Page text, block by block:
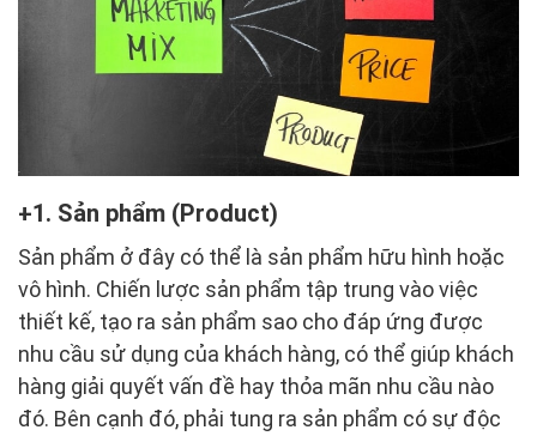
1. Sản phẩm (Product)
Sản phẩm ở đây có thể là sản phẩm hữu hình hoặc
vô hình. Chiến lược sản phẩm tập trung vào việc
thiết kế, tạo ra sản phẩm sao cho đáp ứng được
nhu cầu sử dụng của khách hàng, có thể giúp khách
hàng giải quyết vấn đề hay thỏa mãn nhu cầu nào
đó. Bên cạnh đó, phải tung ra sản phẩm có sự độc